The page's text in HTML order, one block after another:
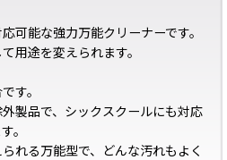
可能な強力万能クリーナーです。
用途を変えられます。
す。
製品で、シックスクールにも対応
。
れる万能型で、どんな汚れもよく